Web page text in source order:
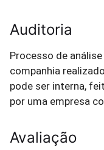
Auditoria
Processo de
companhia
pode ser interna,
por uma empresa
Avaliação